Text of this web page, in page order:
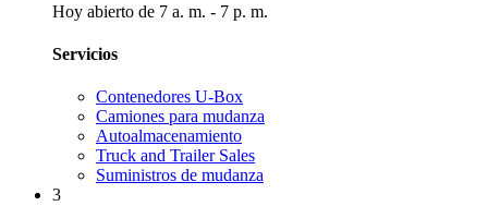
Hoy abierto de 7 a. m. - 7 p. m.
Servicios
Contenedores U-Box
Camiones para mudanza
Autoalmacenamiento
Truck and Trailer Sales
Suministros de mudanza
3